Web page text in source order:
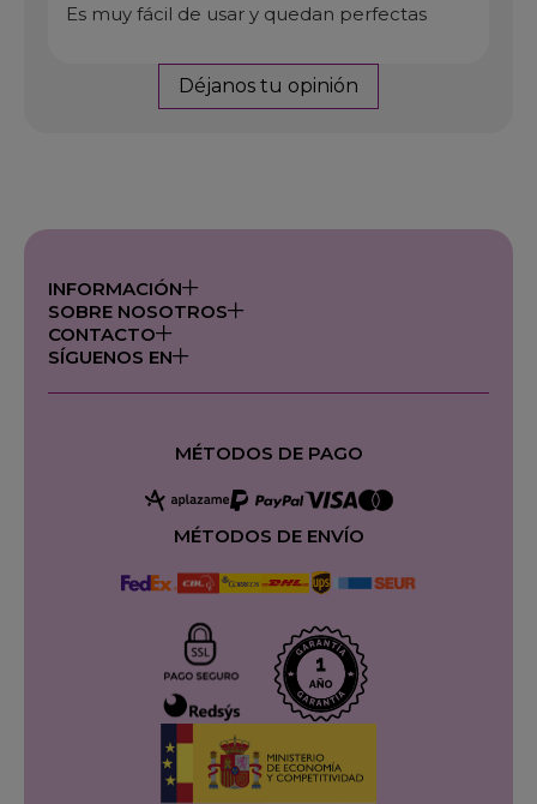
Es muy fácil de usar y quedan perfectas
Déjanos tu opinión
INFORMACIÓN
SOBRE NOSOTROS
CONTACTO
SÍGUENOS EN
MÉTODOS DE PAGO
MÉTODOS DE ENVÍO